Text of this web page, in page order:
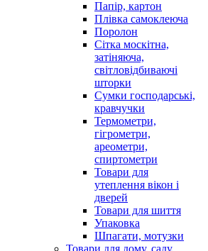
Папір, картон
Плівка самоклеюча
Поролон
Сітка москітна,
затіняюча,
світловідбиваючі
шторки
Сумки господарські,
кравчучки
Термометри,
гігрометри,
ареометри,
спиртометри
Товари для
утеплення вікон і
дверей
Товари для шиття
Упаковка
Шпагати, мотузки
Товари для дому, саду,